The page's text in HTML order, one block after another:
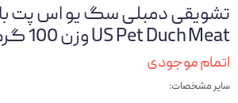
تشویقی دمبلی سگ یو اس پت
US Pet Duch Meat وزن 100 گرم
اتمام موجودی
سایر مشخصات: